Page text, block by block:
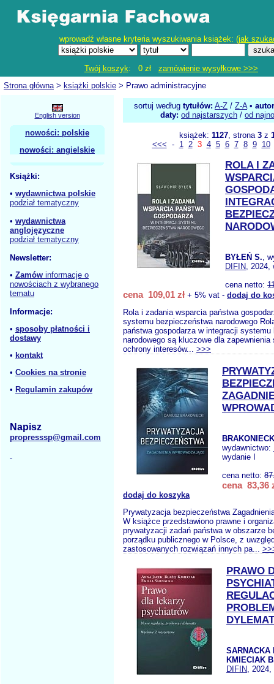
wprowadź własne kryteria wyszukiwania książek: (jak
Twój koszyk: 0 zł zamówienie wysyłkowe >>>
Strona główna> książki polskie > Prawo administracyjne
English version
nowości: polskie
nowości: angielskie
Książki:
• wydawnictwa polskie
podział tematyczny
• wydawnictwa
anglojęzyczne
podział tematyczny
Newsletter:
• Zamów informacje o
nowościach z wybranego
tematu
Informacje:
• sposoby płatności i
dostawy
• kontakt
• Cookies na stronie
• Regulamin zakupów
Napisz
propresssp@gmail.com
sortuj według tytułów: A-Z / Z-A•
daty: od najstarszych / od
książek: 1127, strona 3z
<<< - 1 2 3 4 5 6 7 8 9 10
ROLA I
BYŁEŃ S.,
DIFIN, 2024,
cena netto:
cena 109,01 zł + 5% vat - dodaj do
Rola i zadania wsparcia państwa
systemu bezpieczeństwa narodowego
państwa gospodarza w integracji systemu
narodowego są kluczowe dla zapewnienia
ochrony interesów... >>>
wydawnictwo:
wydanie I
cena netto:
cena 83,36
dodaj do koszyka
Prywatyzacja bezpieczeństwa
W książce przedstawiono prawne i
prywatyzacji zadań państwa w obszarze
porządku publicznego w Polsce, z
zastosowanych rozwiązań innych pa...
PRAWO
SARNACKA
KMIECIAK
DIFIN, 2024,